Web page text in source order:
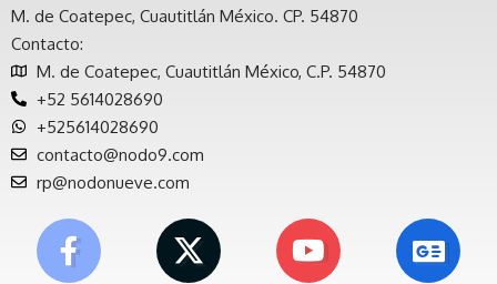
M. de Coatepec, Cuautitlán México. CP. 54870
Contacto:
M. de Coatepec, Cuautitlán México, C.P. 54870
+52 5614028690
+525614028690
contacto@nodo9.com
rp@nodonueve.com